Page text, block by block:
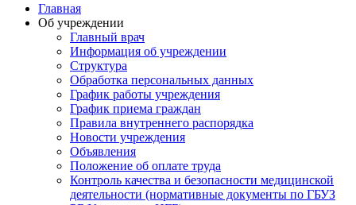
Главная
Об учреждении
Главный врач
Информация об учреждении
Структура
Обработка персональных данных
График работы учреждения
График приема граждан
Правила внутреннего распорядка
Новости учреждения
Объявления
Положение об оплате труда
Контроль качества и безопасности медицинской
деятельности (нормативные документы по ГБУЗ